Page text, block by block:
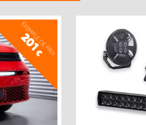
EXEMPLE DE PRIX
201
€